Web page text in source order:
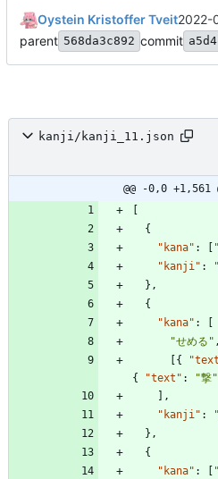
Oystein Kristoffer Tveit2022-
parent 568da3c892 commit
kanji/kanji_11.json
@@ -0,0 +1,561
{
"kana" :
"kanji" :
} ,
{
"kana" :
"せめる" ,
{
{
"text" : "撃"
,
"kanji" :
} ,
{
"kana" :